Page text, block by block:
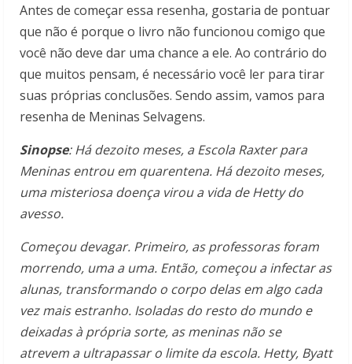
Antes de começar essa resenha, gostaria de pontuar
que não é porque o livro não funcionou comigo que
você não deve dar uma chance a ele. Ao contrário do
que muitos pensam, é necessário você ler para tirar
suas próprias conclusões. Sendo assim, vamos para
resenha de Meninas Selvagens.
Sinopse: Há dezoito meses, a Escola Raxter para
Meninas entrou em quarentena. Há dezoito meses,
uma misteriosa doença virou a vida de Hetty do
avesso.
Começou devagar. Primeiro, as professoras foram
morrendo, uma a uma. Então, começou a infectar as
alunas, transformando o corpo delas em algo cada
vez mais estranho. Isoladas do resto do mundo e
deixadas à própria sorte, as meninas não se
atrevem a ultrapassar o limite da escola. Hetty, Byatt